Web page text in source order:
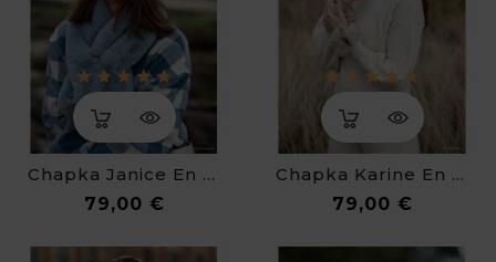
Chapka Janice En Fausse Fourrure De Luxe
79,00 €
Chapka Karine En Léopard Blanc
79,00 €